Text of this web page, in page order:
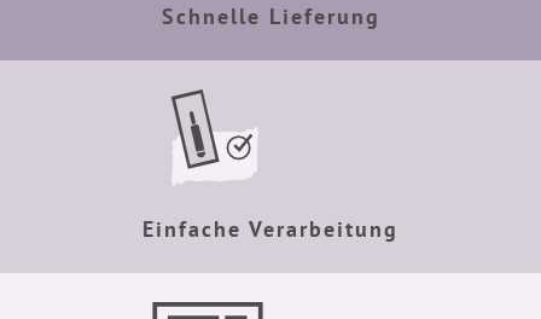
Schnelle Lieferung
Einfache Verarbeitung